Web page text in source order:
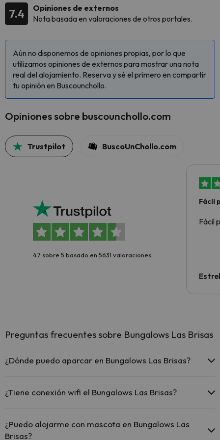
7.4
Opiniones de externos
Nota basada en valoraciones de otros portales.
Aún no disponemos de opiniones propias, por lo que
utilizamos opiniones de externos para mostrar una nota
real del alojamiento. Reserva y sé el primero en compartir
tu opinión en Buscounchollo.
Opiniones sobre buscounchollo.com
Trustpilot BuscoUnChollo.com
4.7 sobre 5 basado en 5631 valoraciones
Fácil
Fácil
Preguntas frecuentes sobre Bungalows Las Brisas
¿Dónde puedo aparcar en Bungalows Las Brisas?
aparcamiento (bajo disponibilidad):
alojamiento. Pueden ser de pago.
¿Tiene conexión wifi el Bungalows Las Brisas?
¿Puedo alojarme con mascota en Bungalows Las
Brisas?